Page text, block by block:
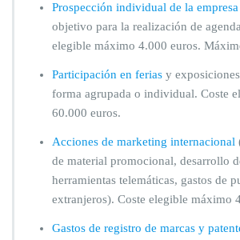
Prospección individual de la
objetivo para la realización de
elegible máximo 4.000 euros.
Participación en ferias y
forma agrupada o individual. Coste
60.000 euros.
Acciones de marketing internacional
de material promocional, desarrollo
herramientas telemáticas, gastos de
extranjeros). Coste elegible máximo
Gastos de registro de marcas y